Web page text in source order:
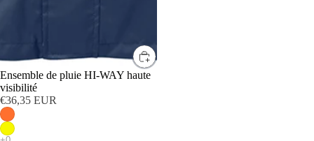
Ensemble de pluie HI-WAY haute
visibilité
€36,35 EUR